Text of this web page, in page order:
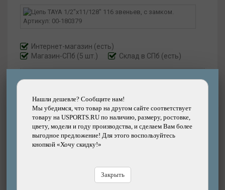
Нашли дешевле? Сообщите нам!
Мы убедимся, что товар на другом сайте соответствует
товару на USPORTS.RU по наличию, размеру, ростовке,
цвету, модели и году производства, и сделаем Вам более
выгодное предложение! Для этого воспользуйтесь
кнопкой «Хочу скидку!»
Закрыть
Интернет-магазин (есть)
Магазин-СПб (5 шт.)
Склад в СПб (есть)
Количество скоростей: 11 скоростей
2590р.
Купить